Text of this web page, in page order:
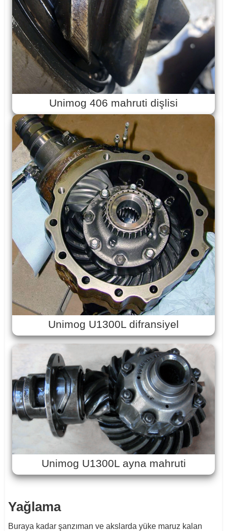
Unimog 406 mahruti dişlisi
Unimog U1300L difransiyel
Unimog U1300L ayna mahruti
Yağlama
Buraya kadar şanzıman ve akslarda yüke maruz kalan